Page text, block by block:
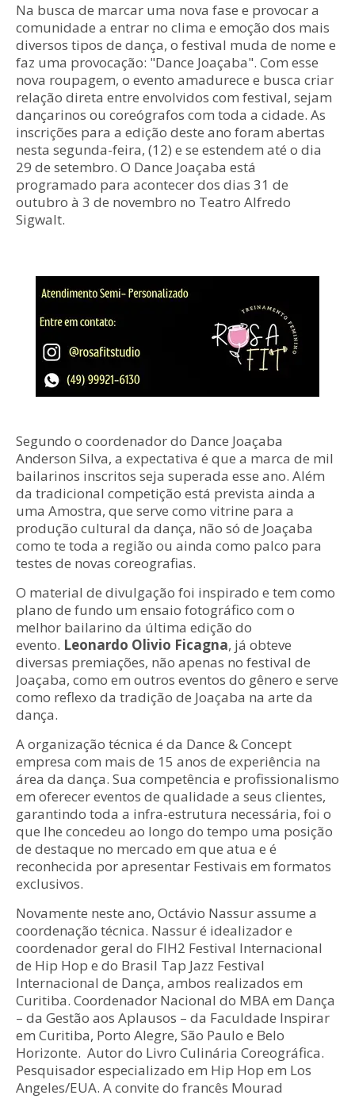
Na busca de marcar uma nova fase e provocar a
comunidade a entrar no clima e emoção dos mais
diversos tipos de dança, o festival muda de nome e
faz uma provocação: "Dance Joaçaba". Com esse
nova roupagem, o evento amadurece e busca criar
relação direta entre envolvidos com festival, sejam
dançarinos ou coreógrafos com toda a cidade. As
inscrições para a edição deste ano foram abertas
nesta segunda-feira, (12) e se estendem até o dia
29 de setembro. O Dance Joaçaba está
programado para acontecer dos dias 31 de
outubro à 3 de novembro no Teatro Alfredo
Sigwalt.
Segundo o coordenador do Dance Joaçaba
Anderson Silva, a expectativa é que a marca de mil
bailarinos inscritos seja superada esse ano. Além
da tradicional competição está prevista ainda a
uma Amostra, que serve como vitrine para a
produção cultural da dança, não só de Joaçaba
como te toda a região ou ainda como palco para
testes de novas coreografias.
O material de divulgação foi inspirado e tem como
plano de fundo um ensaio fotográfico com o
melhor bailarino da última edição do
evento. Leonardo Olivio Ficagna, já obteve
diversas premiações, não apenas no festival de
Joaçaba, como em outros eventos do gênero e serve
como reflexo da tradição de Joaçaba na arte da
dança.
A organização técnica é da Dance & Concept
empresa com mais de 15 anos de experiência na
área da dança. Sua competência e profissionalismo
em oferecer eventos de qualidade a seus clientes,
garantindo toda a infra-estrutura necessária, foi o
que lhe concedeu ao longo do tempo uma posição
de destaque no mercado em que atua e é
reconhecida por apresentar Festivais em formatos
exclusivos.
Novamente neste ano, Octávio Nassur assume a
coordenação técnica. Nassur é idealizador e
coordenador geral do FIH2 Festival Internacional
de Hip Hop e do Brasil Tap Jazz Festival
Internacional de Dança, ambos realizados em
Curitiba. Coordenador Nacional do MBA em Dança
– da Gestão aos Aplausos – da Faculdade Inspirar
em Curitiba, Porto Alegre, São Paulo e Belo
Horizonte. Autor do Livro Culinária Coreográfica.
Pesquisador especializado em Hip Hop em Los
Angeles/EUA. A convite do francês Mourad